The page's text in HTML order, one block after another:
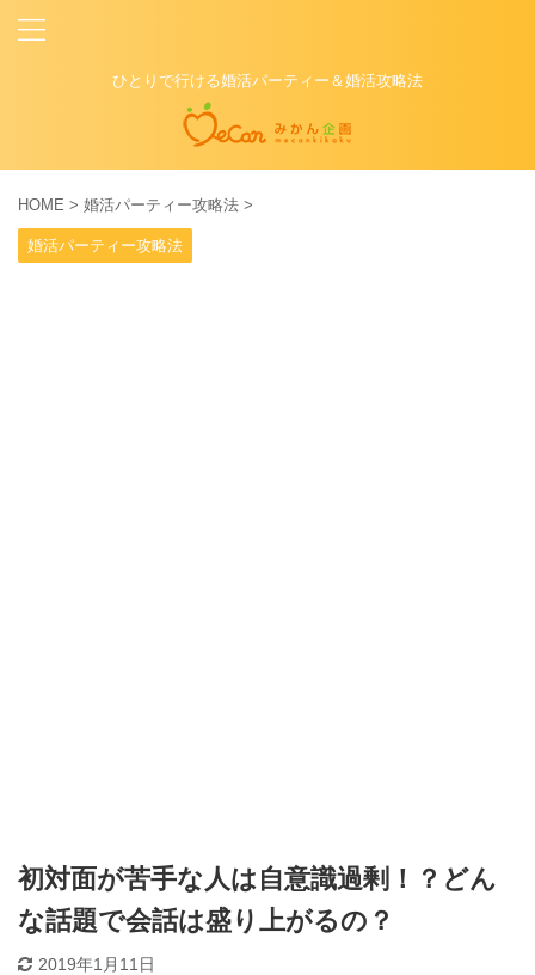
ひとりで行ける婚活パーティー＆婚活攻略法
HOME > 婚活パーティー攻略法 >
婚活パーティー攻略法
初対面が苦手な人は自意識過剰！？どん
な話題で会話は盛り上がるの？
2019年1月11日